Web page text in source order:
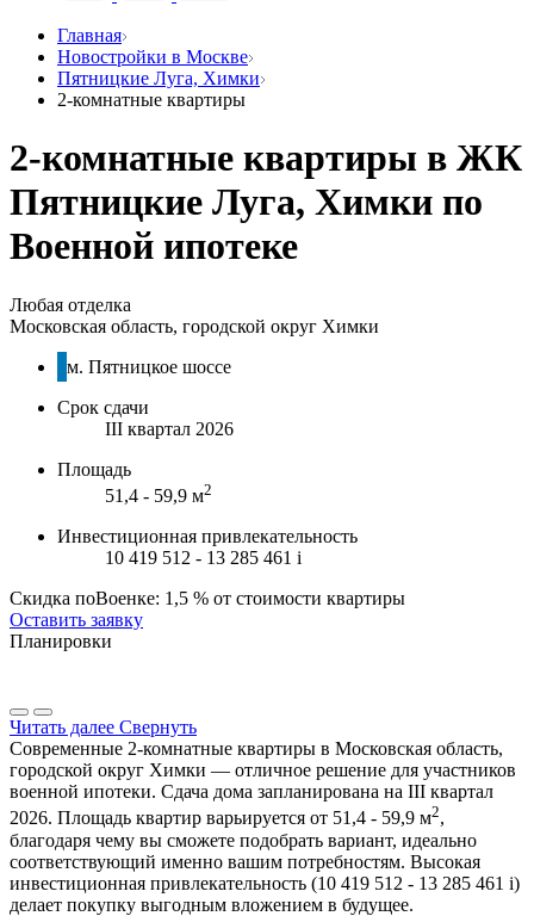
Главная
Новостройки в Москве
Пятницкие Луга, Химки
2-комнатные квартиры
2-комнатные квартиры в ЖК
Пятницкие Луга, Химки по
Военной ипотеке
Любая отделка
Московская область, городской округ Химки
м. Пятницкое шоссе
Срок сдачи
III квартал 2026
Площадь
51,4 - 59,9 м2
Инвестиционная привлекательность
10 419 512 - 13 285 461 i
Скидка поВоенке: 1,5 % от стоимости квартиры
Оставить заявку
Планировки
Читать далее Свернуть
Современные 2-комнатные квартиры в Московская область,
городской округ Химки — отличное решение для участников
военной ипотеки. Сдача дома запланирована на III квартал
2026. Площадь квартир варьируется от 51,4 - 59,9 м2,
благодаря чему вы сможете подобрать вариант, идеально
соответствующий именно вашим потребностям. Высокая
инвестиционная привлекательность (10 419 512 - 13 285 461 i)
делает покупку выгодным вложением в будущее.